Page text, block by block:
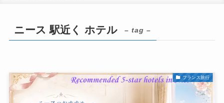
ニース 駅近く ホテル – tag –
フランス旅行